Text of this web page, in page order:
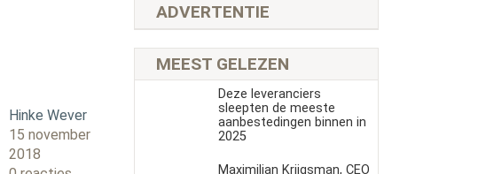
Hinke Wever
15 november
2018
ADVERTENTIE
MEEST GELEZEN
Deze leveranciers
sleepten de meeste
aanbestedingen binnen in
2025
Maximilian Krijgsman, CEO